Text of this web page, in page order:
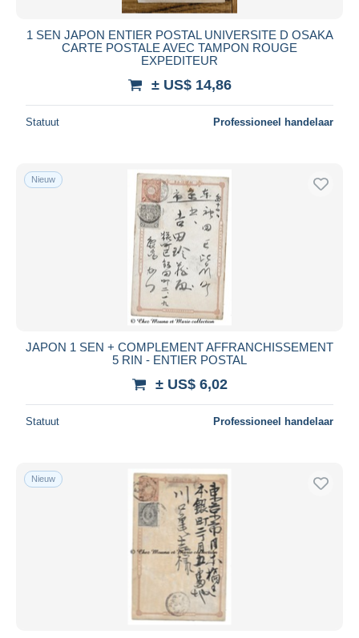
1 SEN JAPON ENTIER POSTAL UNIVERSITE D OSAKA
CARTE POSTALE AVEC TAMPON ROUGE
EXPEDITEUR
± US$ 14,86
Statuut Professioneel handelaar
Nieuw
JAPON 1 SEN + COMPLEMENT AFFRANCHISSEMENT
5 RIN - ENTIER POSTAL
± US$ 6,02
Statuut Professioneel handelaar
Nieuw